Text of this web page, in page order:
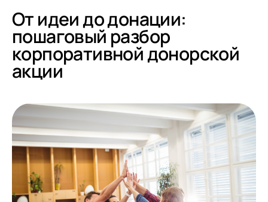
От идеи до донации:
пошаговый разбор
корпоративной донорской
акции